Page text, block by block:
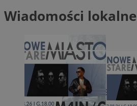
Wiadomości lokalne